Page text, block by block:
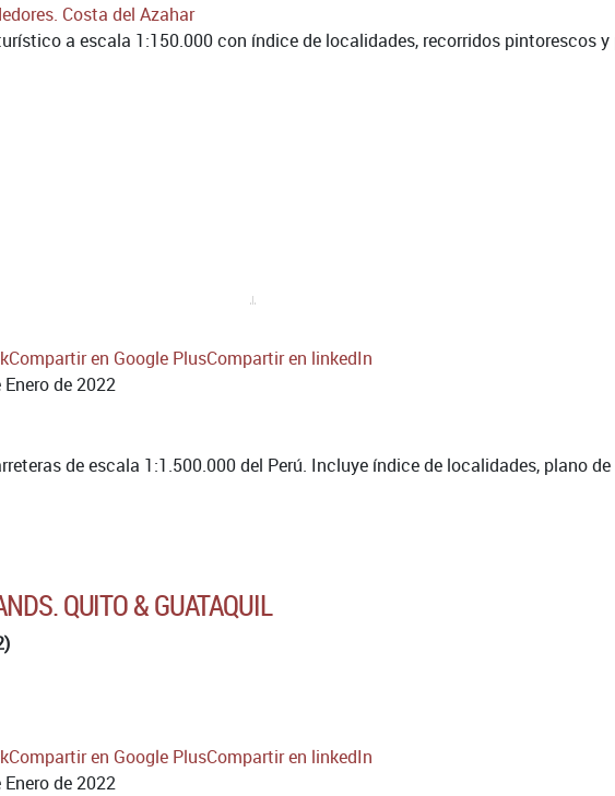
a escala 1:150.000 con índice de localidades, recorridos pintorescos
Compartir en Google PlusCompartir en linkedIn
Enero de 2022
de escala 1:1.500.000 del Perú. Incluye índice de localidades, plano
QUITO & GUATAQUIL
Compartir en Google PlusCompartir en linkedIn
Enero de 2022